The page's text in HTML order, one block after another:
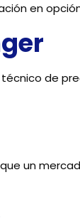
en
de
un